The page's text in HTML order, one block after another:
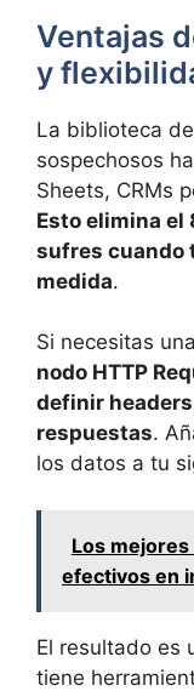
Ventajas
y
La biblioteca
sospechosos
Sheets, CRMs
Esto elimina el
sufres cuando
medida.
Si necesitas
nodo HTTP
definir
respuestas.
los datos a tu
Los
efectivos en
El resultado es
tiene